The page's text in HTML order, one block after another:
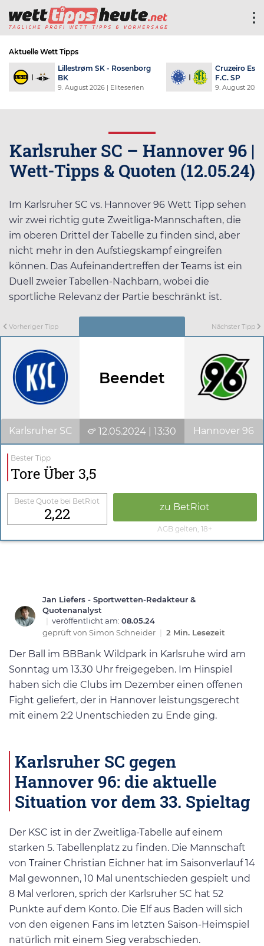
Aktuelle Wett Tipps
Lillestrøm SK - Rosenborg
BK
9. August 2026 | Eliteserien
Cruzeiro
F.C. SP
9. August 2026
Karlsruher SC – Hannover 96 |
Wett-Tipps & Quoten (12.05.24)
Im Karlsruher SC vs. Hannover 96 Wett Tipp sehen
wir zwei richtig gute Zweitliga-Mannschaften, die
im oberen Drittel der Tabelle zu finden sind, aber
nicht mehr in den Aufstiegskampf eingreifen
können. Das Aufeinandertreffen der Teams ist ein
Duell zweier Tabellen-Nachbarn, wobei die
sportliche Relevanz der Partie beschränkt ist.
Vorheriger Tipp Nächster Tipp
Beendet
Karlsruher SC 12.05.2024 | 13:30 Hannover 96
Bester Tipp
Tore Über 3,5
Beste Quote bei BetRiot
2,22 zu BetRiot
AGB gelten, 18+
Jan Liefers - Sportwetten-Redakteur &
Quotenanalyst
| veröffentlicht am: 08.05.24
geprüft von Simon Schneider | 2 Min. Lesezeit
Der Ball im BBBank Wildpark in Karlsruhe wird am
Sonntag um 13.30 Uhr freigegeben. Im Hinspiel
haben sich die Clubs im Dezember einen offenen
Fight geliefert, der in Hannover leistungsgerecht
mit einem 2:2 Unentschieden zu Ende ging.
Karlsruher SC gegen
Hannover 96: die aktuelle
Situation vor dem 33. Spieltag
Der KSC ist in der Zweitliga-Tabelle auf einem
starken 5. Tabellenplatz zu finden. Die Mannschaft
von Trainer Christian Eichner hat im Saisonverlauf 14
Mal gewonnen, 10 Mal unentschieden gespielt und
8 Mal verloren, sprich der Karlsruher SC hat 52
Punkte auf dem Konto. Die Elf aus Baden will sich
von den eigenen Fans im letzten Saison-Heimspiel
natürlich mit einem Sieg verabschieden.